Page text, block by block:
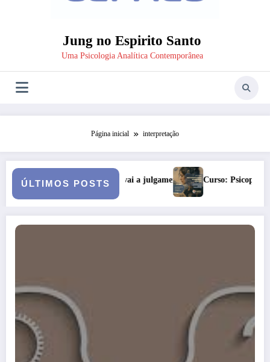
Jung no Espirito Santo
Uma Psicologia Analítica Contemporânea
Página inicial interpretação
ÚLTIMOS POSTS
vai a julgamento Curso: Psicopatologia Junguiana